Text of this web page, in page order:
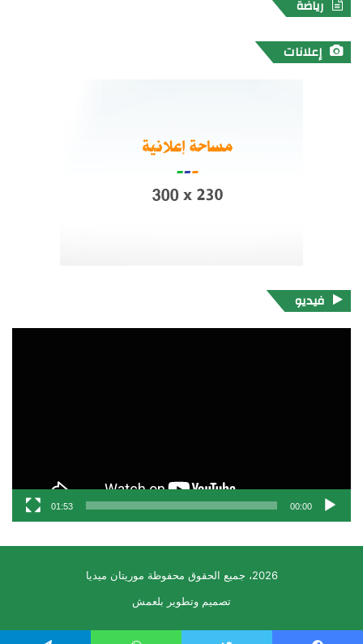
رياضة
إعلانات
فيديو
00:00
01:53
2026، جميع الحقوق محفوظة موريتان ميديا
تصميم وتطوير بلعمش